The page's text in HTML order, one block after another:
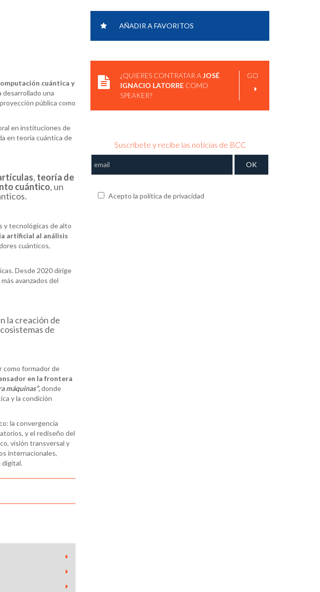
cuántica y
desarrollado una
pública como
en instituciones de
en teoría cuántica de
, teoría de
cuántico, un
y tecnológicas de alto
artificial al análisis
cuánticos,
Desde 2020 dirige
avanzados del
la creación de
de
como formador de
en la frontera
máquinas”,donde
y la condición
la convergencia
y el rediseño del
visión transversal y
internacionales,
digital.
AÑADIR A FAVORITOS
¿QUIERES CONTRATAR AJOSÉ
IGNACIO LATORRE COMO
SPEAKER?
GO
Suscríbete y recibe las notícias de BCC
Acepto la política de privacidad